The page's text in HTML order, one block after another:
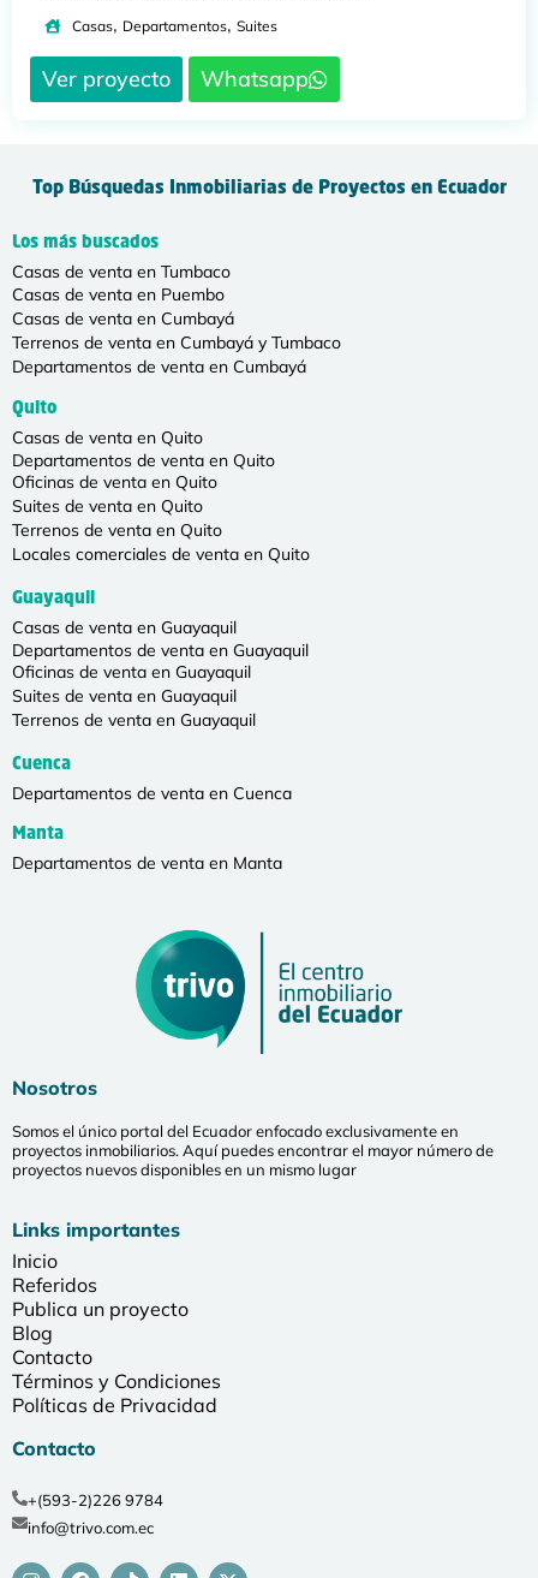
Casas, Departamentos, Suites
Ver proyecto Whatsapp
Top Búsquedas Inmobiliarias de Proyectos en Ecuador
Los más buscados
Casas de venta en Tumbaco
Casas de venta en Puembo
Casas de venta en Cumbayá
Terrenos de venta en Cumbayá y Tumbaco
Departamentos de venta en Cumbayá
Quito
Casas de venta en Quito
Departamentos de venta en Quito
Oficinas de venta en Quito
Suites de venta en Quito
Terrenos de venta en Quito
Locales comerciales de venta en Quito
Guayaquil
Casas de venta en Guayaquil
Departamentos de venta en Guayaquil
Oficinas de venta en Guayaquil
Suites de venta en Guayaquil
Terrenos de venta en Guayaquil
Cuenca
Departamentos de venta en Cuenca
Manta
Departamentos de venta en Manta
Nosotros
Somos el único portal del Ecuador enfocado exclusivamente en
proyectos inmobiliarios. Aquí puedes encontrar el mayor número de
proyectos nuevos disponibles en un mismo lugar
Links importantes
Inicio
Referidos
Publica un proyecto
Blog
Contacto
Términos y Condiciones
Políticas de Privacidad
Contacto
+(593-2)226 9784
info@trivo.com.ec